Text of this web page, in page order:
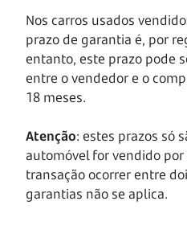
Nos carros usados
prazo de garantia é, por
entanto, este prazo pode
entre o vendedor e o
18 meses.
Atenção: estes prazos só
automóvel for vendido
transação ocorrer entre
garantias não se aplica.